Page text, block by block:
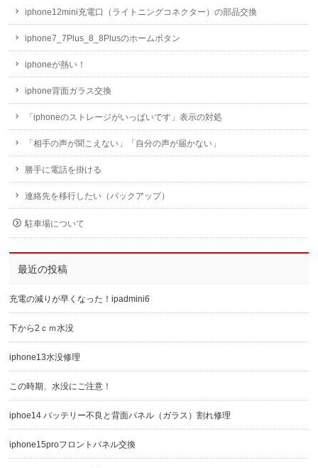
iphone12mini充電口（ライトニングコネクター）の部品交換
iphone7_7Plus_8_8Plusのホームボタン
iphoneが熱い！
iphone背面ガラス交換
「iphoneのストレージがいっぱいです」表示の対処
「相手の声が聞こえない」「自分の声が届かない」
勝手に電話を掛ける
連絡先を移行したい（バックアップ）
駐車場について
最近の投稿
充電の減りが早くなった！ipadmini6
下から2ｃｍ水没
iphone13水没修理
この時期、水没にご注意！
iphoe14 バッテリー不良と背面パネル（ガラス）割れ修理
iphone15proフロントパネル交換